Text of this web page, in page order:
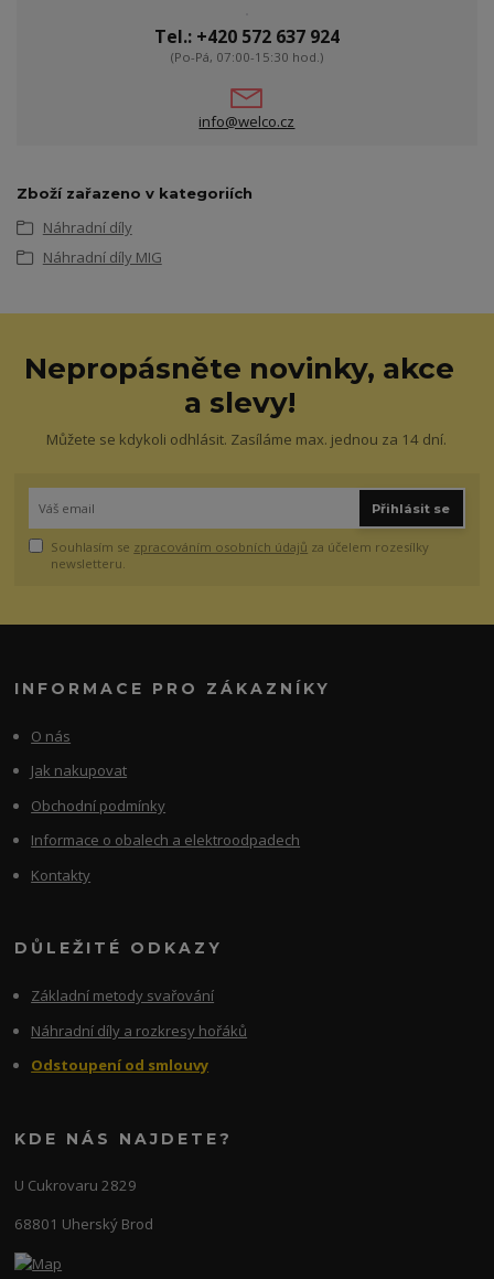
Tel.: +420 572 637 924
(Po-Pá, 07:00-15:30 hod.)
info@welco.cz
Zboží zařazeno v kategoriích
Náhradní díly
Náhradní díly MIG
Nepropásněte novinky, akce
a slevy!
Můžete se kdykoli odhlásit. Zasíláme max. jednou za 14 dní.
Přihlásit se
Souhlasím se zpracováním osobních údajů za účelem rozesílky
newsletteru.
INFORMACE PRO ZÁKAZNÍKY
O nás
Jak nakupovat
Obchodní podmínky
Informace o obalech a elektroodpadech
Kontakty
DŮLEŽITÉ ODKAZY
Základní metody svařování
Náhradní díly a rozkresy hořáků
Odstoupení od smlouvy
KDE NÁS NAJDETE?
U Cukrovaru 2829
68801 Uherský Brod